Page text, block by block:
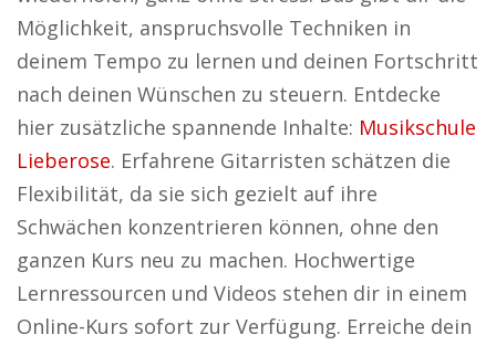
Möglichkeit, anspruchsvolle Techniken in
deinem Tempo zu lernen und deinen Fortschritt
nach deinen Wünschen zu steuern. Entdecke
hier zusätzliche spannende Inhalte: Musikschule
Lieberose. Erfahrene Gitarristen schätzen die
Flexibilität, da sie sich gezielt auf ihre
Schwächen konzentrieren können, ohne den
ganzen Kurs neu zu machen. Hochwertige
Lernressourcen und Videos stehen dir in einem
Online-Kurs sofort zur Verfügung. Erreiche dein